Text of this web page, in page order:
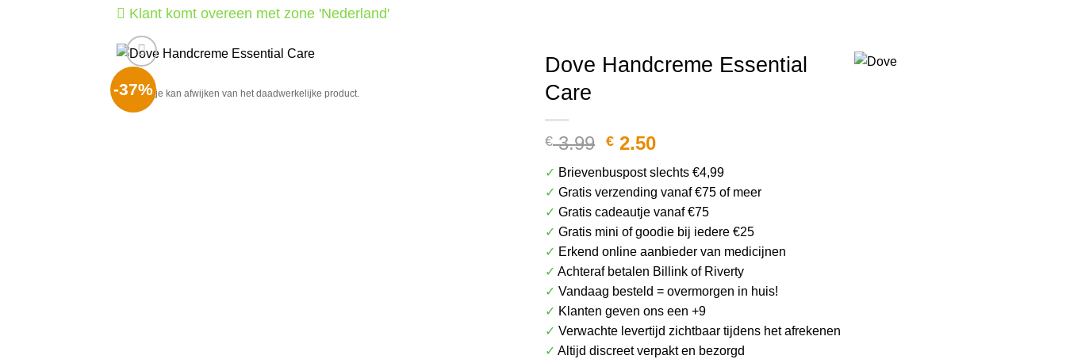
Klant komt overeen met zone 'Nederland'
-37%
Het plaatje kan afwijken van het daadwerkelijke product.
Het plaatje kan afwijken van het daadwerkelijke product.
Dove Handcreme Essential
Care
€3.99 Oorspronkelijke
was:
€ 3.99.
€ 2.50Huidige
is:
€ 2.50.
✓ Brievenbuspost slechts €4,99
✓ Gratis verzending vanaf €75 of meer
✓ Gratis cadeautje vanaf €75
✓ Gratis mini of goodie bij iedere €25
✓ Erkend online aanbieder van medicijnen
✓ Achteraf betalen Billink of Riverty
✓ Vandaag besteld = overmorgen in huis!
✓ Klanten geven ons een +9
✓ Verwachte levertijd zichtbaar tijdens het afrekenen
✓ Altijd discreet verpakt en bezorgd